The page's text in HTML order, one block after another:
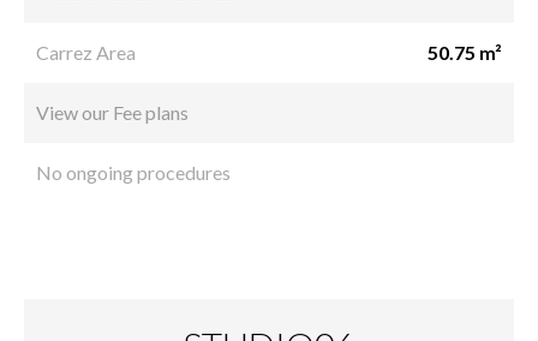
Carrez Area 50.75 m²
View our Fee plans
No ongoing procedures